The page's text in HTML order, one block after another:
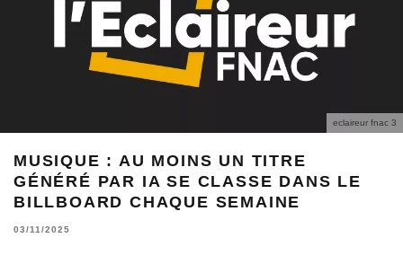
eclaireur fnac 3
MUSIQUE : AU MOINS UN TITRE
GÉNÉRÉ PAR IA SE CLASSE DANS LE
BILLBOARD CHAQUE SEMAINE
03/11/2025